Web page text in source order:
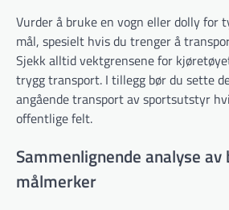
Vurder å bruke en vogn eller dolly for
mål, spesielt hvis du trenger å
Sjekk alltid vektgrensene for
trygg transport. I tillegg bør du sette
angående transport av sportsutstyr
offentlige felt.
Sammenlignende analyse
målmerker